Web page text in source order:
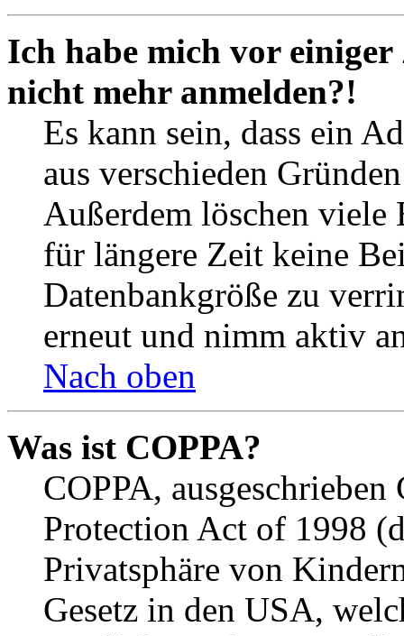
Ich habe mich vor
nicht mehr anmelden?!
Es kann sein, dass ein
aus verschieden
Außerdem löschen viele
für längere Zeit keine
Datenbankgröße zu
erneut und nimm aktiv
Nach oben
Was ist COPPA?
COPPA,
Protection Act of 1998
Privatsphäre von
Gesetz in den USA,